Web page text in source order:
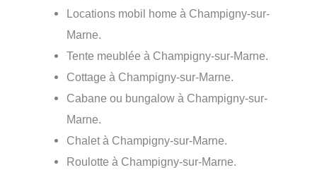
Locations mobil home à Champigny-sur-
Marne.
Tente meublée à Champigny-sur-Marne.
Cottage à Champigny-sur-Marne.
Cabane ou bungalow à Champigny-sur-
Marne.
Chalet à Champigny-sur-Marne.
Roulotte à Champigny-sur-Marne.